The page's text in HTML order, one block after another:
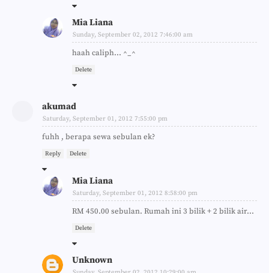
Mia Liana
Sunday, September 02, 2012 7:46:00 am
haah caliph... ^_^
Delete
akumad
Saturday, September 01, 2012 7:55:00 pm
fuhh , berapa sewa sebulan ek?
Reply Delete
Mia Liana
Saturday, September 01, 2012 8:58:00 pm
RM 450.00 sebulan. Rumah ini 3 bilik + 2 bilik air...
Delete
Unknown